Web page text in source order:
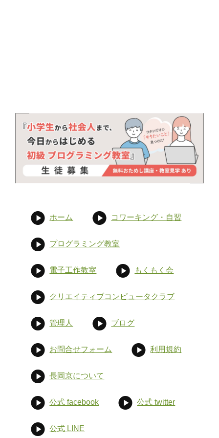
ホーム コワーキング・自習
プログラミング教室
電子工作教室 もくもく会
クリエイティブコンピュータクラブ
管理人 ブログ
お問合せフォーム 利用規約
長岡京について
公式 facebook 公式 twitter
公式 LINE